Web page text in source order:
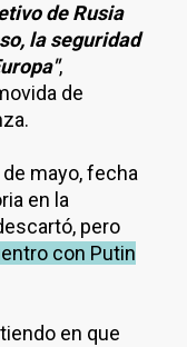
de Rusia
la seguridad
,
de
mayo, fecha
en la
pero
con Putin
en que